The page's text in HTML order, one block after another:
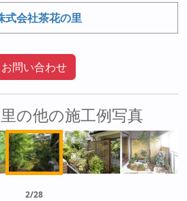
式会社茶花の里
お問い合わせ
の他の施工例写真
2/28